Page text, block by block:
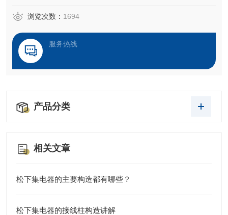
浏览次数： 1694
服务热线
产品分类
相关文章
松下集电器的主要构造都有哪些？
松下集电器的接线柱构造讲解